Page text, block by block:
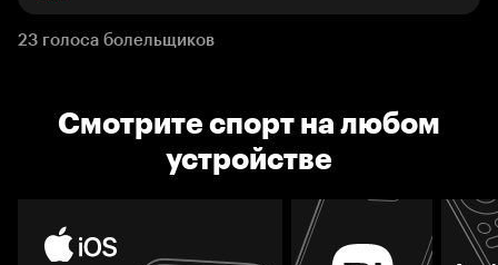
23 голоса болельщиков
Смотрите спорт на любом
устройстве